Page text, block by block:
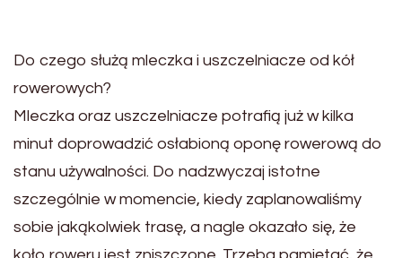
Do czego służą mleczka i uszczelniacze od kół
rowerowych?
Mleczka oraz uszczelniacze potrafią już w kilka
minut doprowadzić osłabioną oponę rowerową do
stanu używalności. Do nadzwyczaj istotne
szczególnie w momencie, kiedy zaplanowaliśmy
sobie jakąkolwiek trasę, a nagle okazało się, że
koło roweru jest zniszczone. Trzeba pamiętać, że